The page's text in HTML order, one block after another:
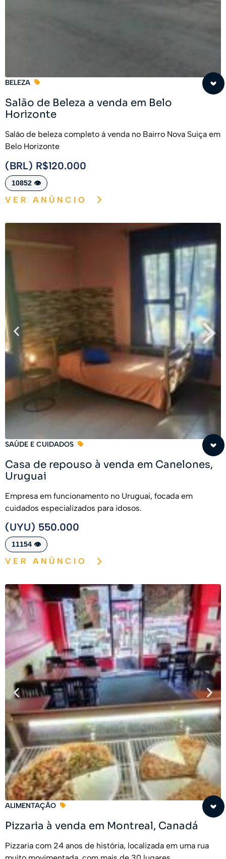
BELEZA
Salão de Beleza a venda em Belo
Horizonte
Salão de beleza completo á venda no Bairro Nova Suiça em
Belo Horizonte
(BRL) R$120.000
10852 👁️
VER ANÚNCIO
SAÚDE E CUIDADOS
Casa de repouso à venda em Canelones,
Uruguai
Empresa em funcionamento no Uruguai, focada em
cuidados especializados para idosos.
(UYU) 550.000
11154 👁️
VER ANÚNCIO
ALIMENTAÇÃO
Pizzaria à venda em Montreal, Canadá
Pizzaria com 24 anos de história, localizada em uma rua